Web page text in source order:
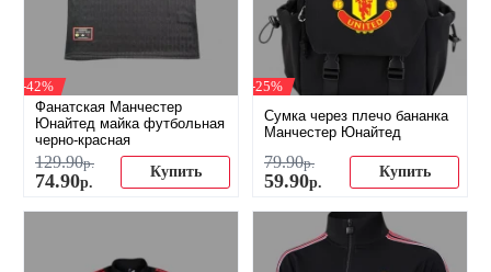
-42%
Фанатская Манчестер
Юнайтед майка футбольная
черно-красная
129.90р.
74.90р.
Купить
-25%
Сумка через плечо бананка
Манчестер Юнайтед
79.90р.
59.90р.
Купить